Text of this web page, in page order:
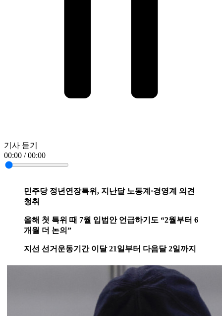
기사 듣기
00:00 / 00:00
민주당 정년연장특위, 지난달 노동계·경영계 의견
청취
올해 첫 특위 때 7월 입법안 언급하기도 “2월부터 6
개월 더 논의”
지선 선거운동기간 이달 21일부터 다음달 2일까지